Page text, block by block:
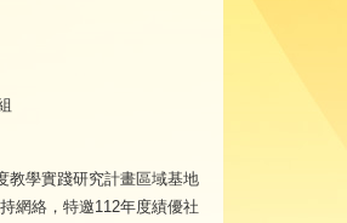
教學實踐研究計畫區域基地
網絡，特邀112年度績優社